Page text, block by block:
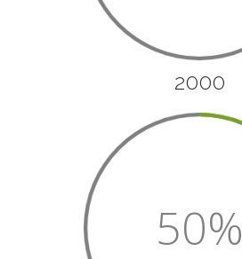
2000
50%